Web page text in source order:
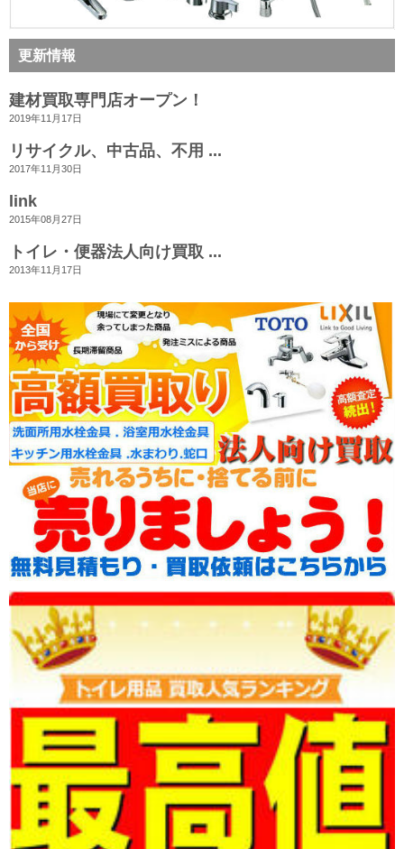
更新情報
建材買取専門店オープン！
2019年11月17日
リサイクル、中古品、不用 ...
2017年11月30日
link
2015年08月27日
トイレ・便器法人向け買取 ...
2013年11月17日